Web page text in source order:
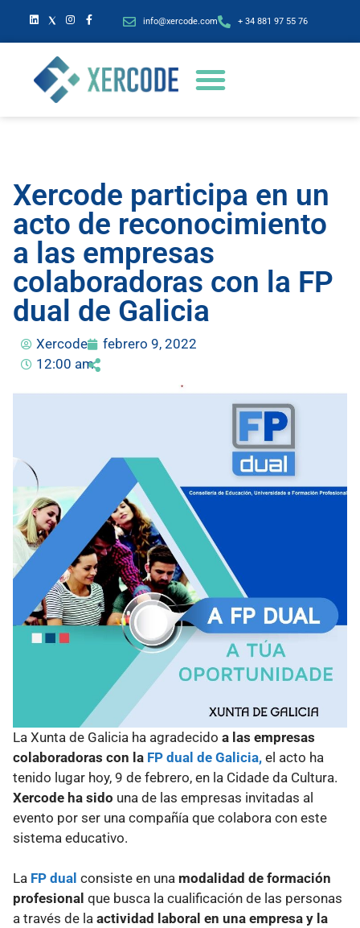
info@xercode.com + 34 881 97 55 76
Xercode participa en un
acto de reconocimiento
a las empresas
colaboradoras con la FP
dual de Galicia
Xercode
febrero 9, 2022
12:00 am
La Xunta de Galicia ha agradecido a las empresas
colaboradoras con la FP dual de Galicia, el acto ha
tenido lugar hoy, 9 de febrero, en la Cidade da Cultura.
Xercode ha sido una de las empresas invitadas al
evento por ser una compañía que colabora con este
sistema educativo.
La FP dual consiste en una modalidad de formación
profesional que busca la cualificación de las personas
a través de la actividad laboral en una empresa y la